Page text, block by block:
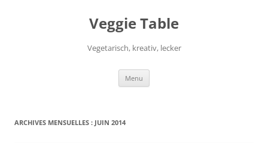
Veggie Table
Vegetarisch, kreativ, lecker
Menu
ARCHIVES MENSUELLES : JUIN 2014